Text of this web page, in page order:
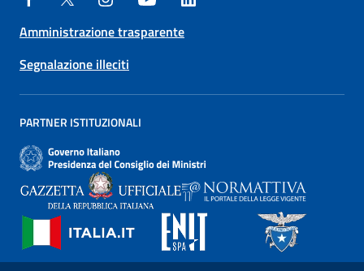
Amministrazione trasparente
Segnalazione illeciti
PARTNER ISTITUZIONALI